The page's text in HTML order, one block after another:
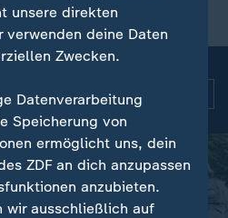
unsere direkten
verwenden deine Daten
Zwecken.
Datenverarbeitung
Speicherung von
ermöglicht uns, dein
ZDF an dich anzupassen
anzubieten.
wir ausschließlich auf